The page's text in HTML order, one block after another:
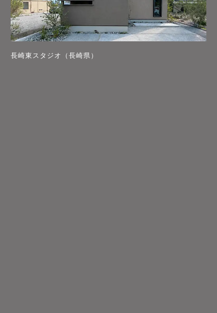
長崎東スタジオ（長崎県）